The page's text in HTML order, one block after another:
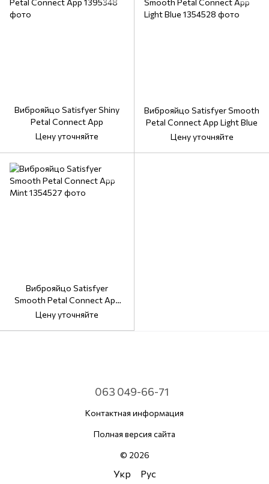
Виброяйцо Satisfyer Shiny
Petal Connect App
Цену уточняйте
Виброяйцо Satisfyer Smooth
Petal Connect App Light Blue
Цену уточняйте
Виброяйцо Satisfyer
Smooth Petal Connect App
Mint
Цену уточняйте
063 049-66-71
Контактная информация
Полная версия сайта
© 2026
Укр Рус